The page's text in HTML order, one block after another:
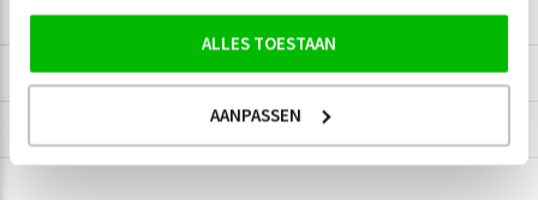
ALLES TOESTAAN
AANPASSEN
Informatie
Categorieën